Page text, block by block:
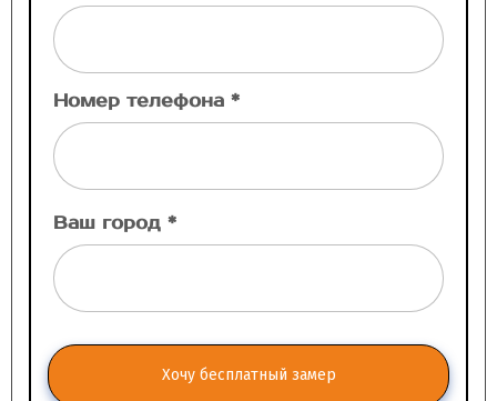
Номер телефона *
Ваш город *
Хочу бесплатный замер